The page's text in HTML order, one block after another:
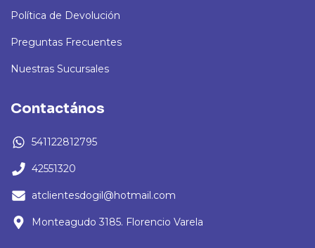
Política de Devolución
Preguntas Frecuentes
Nuestras Sucursales
Contactános
541122812795
42551320
atclientesdogil@hotmail.com
Monteagudo 3185. Florencio Varela